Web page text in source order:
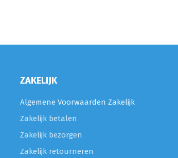
ZAKELIJK
Algemene Voorwaarden Zakelijk
Zakelijk betalen
Zakelijk bezorgen
Zakelijk retourneren